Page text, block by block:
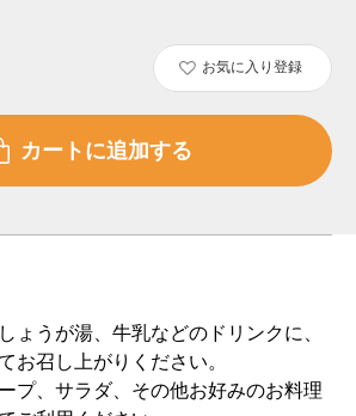
お気に入り登録
ょうが湯、牛乳などのドリンクに、
お召し上がりください。
プ、サラダ、その他お好みのお料理